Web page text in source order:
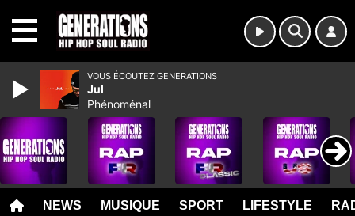
NEWS MUSIQUE SPORT LIFESTYLE
VOUS ÉCOUTEZ GENERATIONS
Jul
Phénoménal